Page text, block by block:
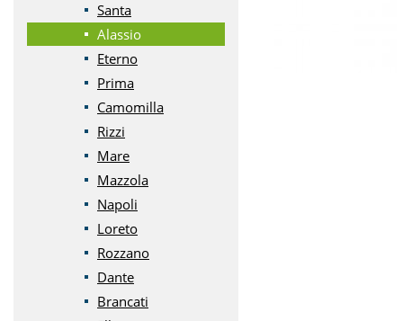
Santa
Alassio
Eterno
Prima
Camomilla
Rizzi
Mare
Mazzola
Napoli
Loreto
Rozzano
Dante
Brancati